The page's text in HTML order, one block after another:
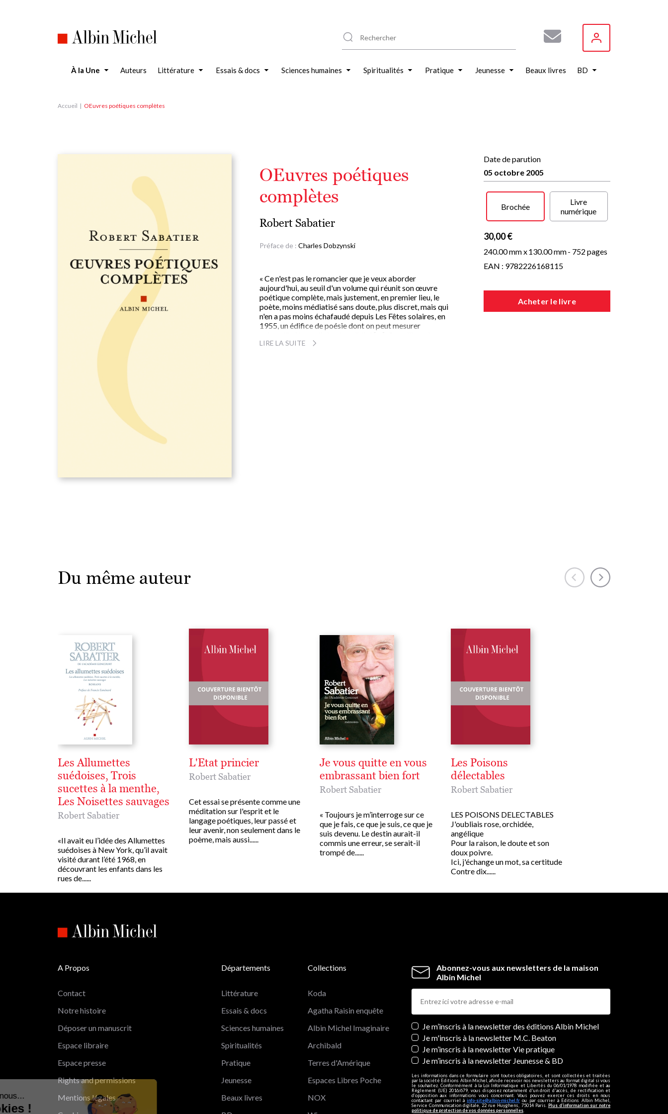
Salut c'est nous...
les Cookies !
À la Une Auteurs Littérature Essais & docs Sciences humaines Spiritualités Pratique Jeunesse Beaux livres BD
Accueil OEuvres poétiques complètes
OEuvres poétiques
complètes
Robert Sabatier
Préface de : Charles Dobzynski
« Ce n'est pas le romancier que je veux aborder
aujourd'hui, au seuil d'un volume qui réunit son œuvre
poétique complète, mais justement, en premier lieu, le
poète, moins médiatisé sans doute, plus discret, mais qui
n'en a pas moins échafaudé depuis Les Fêtes solaires, en
1955, un édifice de poésie dont on peut mesurer
particulier dans la poésie de Robert Sabatier, c'est qu'à la
LIRE LA SUITE
Date de parution
05 octobre 2005
Brochée
Livre
numérique
30,00 €
240.00 mm x130.00 mm- 752 pages
EAN : 9782226168115
Acheter le livre
Du même auteur
Les Allumettes
suédoises, Trois
sucettes à la menthe,
Les Noisettes sauvages
Robert Sabatier
«Il avait eu l’idée des Allumettes
suédoises à New York, qu’il avait
visité durant l’été 1968, en
découvrant les enfants dans les
rues de......
L'Etat princier
Robert Sabatier
Cet essai se présente comme une
méditation sur l'esprit et le
langage poétiques, leur passé et
leur avenir, non seulement dans le
poème, mais aussi......
Je vous quitte en vous
embrassant bien fort
Robert Sabatier
« Toujours je m’interroge sur ce
que je fais, ce que je suis, ce que je
suis devenu. Le destin aurait-il
commis une erreur, se serait-il
trompé de......
Les Poisons
délectables
Robert Sabatier
LES POISONS DELECTABLES
J'oubliais rose, orchidée,
angélique
Pour la raison, le doute et son
doux poivre.
Ici, j'échange un mot, sa certitude
Contre dix......
Abonnez-vous aux newsletters de la maison
Albin Michel
Newsletters
Je m’inscris à la newsletter des éditions Albin Michel
Je m'inscris à la newsletter M.C. Beaton
Je m’inscris à la newsletter Vie pratique
Je m’inscris à la newsletter Jeunesse & BD
Les informations dans ce formulaire sont toutes obligatoires, et sont collectées et traitées
par la société Editions Albin Michel, afin de recevoir nos newsletters au format digital si vous
le souhaitez. Conformément à la Loi Informatique et Libertés du 06/01/1978 modifiée et au
Règlement (UE) 2016/679, vous disposez notamment d'un droit d'accès, de rectification et
d’opposition aux informations vous concernant. Vous pouvez exercer ces droits en nous
contactant par courriel àinfo-site@albin-michel.fr ou par courrier à Editions Albin Michel,
Service Communication digitale, 22 rue Huyghens, 75014 Paris. Plus d’information sur notre
politique de protection de vos données personnelles
A Propos
Contact
Notre histoire
Déposer un manuscrit
Espace libraire
Espace presse
Rights and permissions
Mentions légales
Départements
Littérature
Essais & docs
Sciences humaines
Spiritualités
Pratique
Jeunesse
Beaux livres
Collections
Koda
Agatha Raisin enquête
Albin Michel Imaginaire
Archibald
Terres d'Amérique
Espaces Libres Poche
NOX